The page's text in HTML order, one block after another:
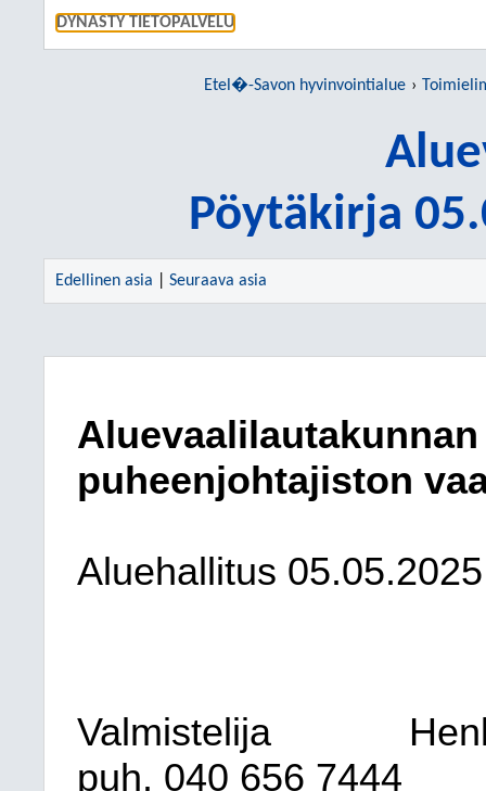
DYNASTY TIETOPALVELU
Etel�-Savon hyvinvointialue
Pöytäkirja
Edellinen asia Seuraava asia
puheenjohtajiston
Aluehallitus
Valmistelija
puh. 040 656 7444